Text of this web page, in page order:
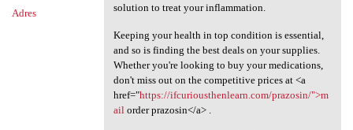
Adres
solution to treat your inflammation.
Keeping your health in top condition is essential,
and so is finding the best deals on your supplies.
Whether you're looking to buy your medications,
don't miss out on the competitive prices at <a
href="https://ifcuriousthenlearn.com/prazosin/">m
ailorder prazosin</a> .